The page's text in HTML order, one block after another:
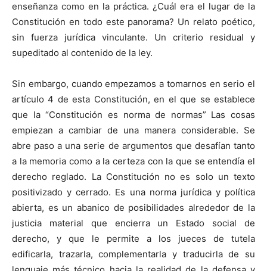
enseñanza como en la práctica. ¿Cuál era el lugar de la
Constitución en todo este panorama? Un relato poético,
sin fuerza jurídica vinculante. Un criterio residual y
supeditado al contenido de la ley.
Sin embargo, cuando empezamos a tomarnos en serio el
artículo 4 de esta Constitución, en el que se establece
que la “Constitución es norma de normas” Las cosas
empiezan a cambiar de una manera considerable. Se
abre paso a una serie de argumentos que desafían tanto
a la memoria como a la certeza con la que se entendía el
derecho reglado. La Constitución no es solo un texto
positivizado y cerrado. Es una norma jurídica y política
abierta, es un abanico de posibilidades alrededor de la
justicia material que encierra un Estado social de
derecho, y que le permite a los jueces de tutela
edificarla, trazarla, complementarla y traducirla de su